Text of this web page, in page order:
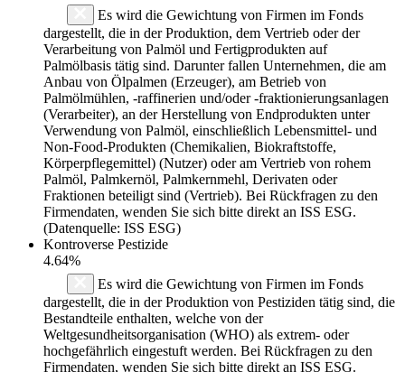
Es wird die Gewichtung von Firmen im Fonds
dargestellt, die in der Produktion, dem Vertrieb oder der
Verarbeitung von Palmöl und Fertigprodukten auf
Palmölbasis tätig sind. Darunter fallen Unternehmen, die am
Anbau von Ölpalmen (Erzeuger), am Betrieb von
Palmölmühlen, -raffinerien und/oder -fraktionierungsanlagen
(Verarbeiter), an der Herstellung von Endprodukten unter
Verwendung von Palmöl, einschließlich Lebensmittel- und
Non-Food-Produkten (Chemikalien, Biokraftstoffe,
Körperpflegemittel) (Nutzer) oder am Vertrieb von rohem
Palmöl, Palmkernöl, Palmkernmehl, Derivaten oder
Fraktionen beteiligt sind (Vertrieb). Bei Rückfragen zu den
Firmendaten, wenden Sie sich bitte direkt an ISS ESG.
(Datenquelle: ISS ESG)
Kontroverse Pestizide
4.64%
Es wird die Gewichtung von Firmen im Fonds
dargestellt, die in der Produktion von Pestiziden tätig sind, die
Bestandteile enthalten, welche von der
Weltgesundheitsorganisation (WHO) als extrem- oder
hochgefährlich eingestuft werden. Bei Rückfragen zu den
Firmendaten, wenden Sie sich bitte direkt an ISS ESG.